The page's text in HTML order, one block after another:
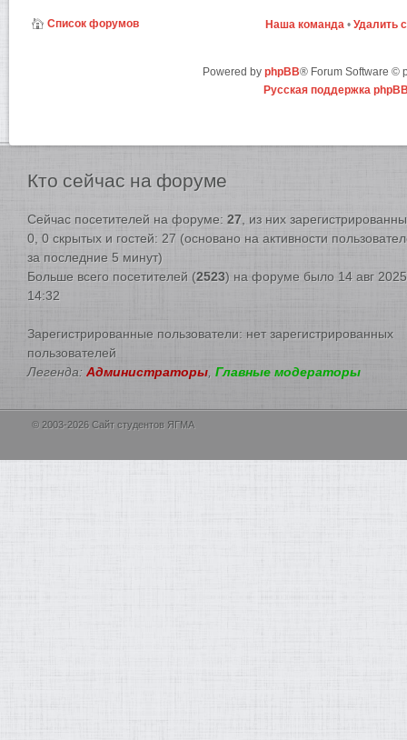
Список форумов Наша команда • Удалить
Powered by phpBB® Forum Software ©
Русская поддержка
Кто сейчас на форуме
Сейчас посетителей на форуме: 27 , из них
0, 0 скрытых и гостей: 27 (основано на активности
за последние 5 минут)
Больше всего посетителей (2523) на форуме было 14 авг
14:32
Зарегистрированные пользователи: нет зарегистрированных
пользователей
Легенда: Администраторы Главные модераторы
© 2003-2026 Сайт студентов ЯГМА